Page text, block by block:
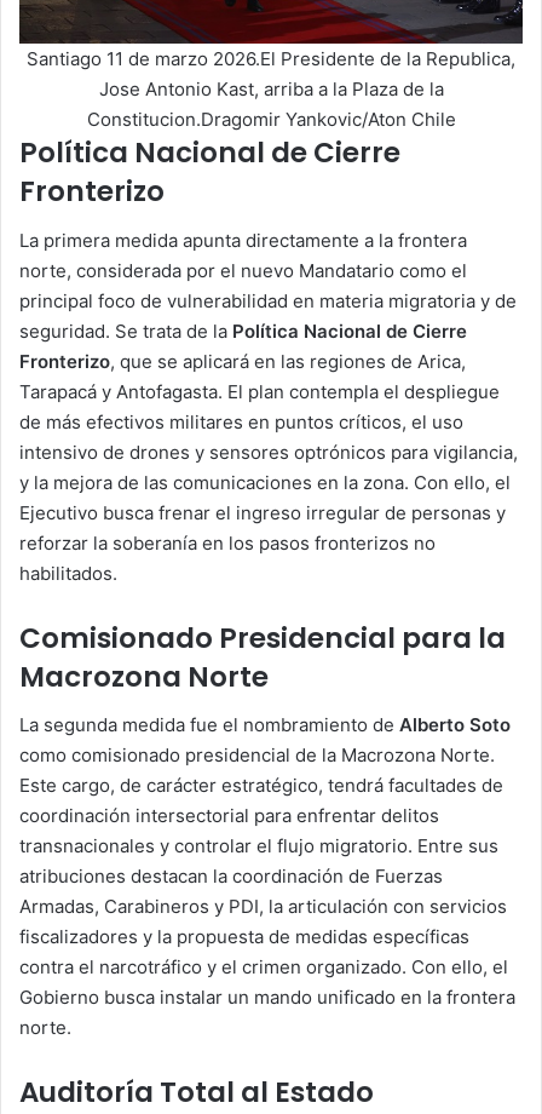
Santiago 11 de marzo 2026.El Presidente de la Republica,
Jose Antonio Kast, arriba a la Plaza de la
Constitucion.Dragomir Yankovic/Aton Chile
Política Nacional de Cierre
Fronterizo
La primera medida apunta directamente a la frontera
norte, considerada por el nuevo Mandatario como el
principal foco de vulnerabilidad en materia migratoria y de
seguridad. Se trata de la Política Nacional de Cierre
Fronterizo, que se aplicará en las regiones de Arica,
Tarapacá y Antofagasta. El plan contempla el despliegue
de más efectivos militares en puntos críticos, el uso
intensivo de drones y sensores optrónicos para vigilancia,
y la mejora de las comunicaciones en la zona. Con ello, el
Ejecutivo busca frenar el ingreso irregular de personas y
reforzar la soberanía en los pasos fronterizos no
habilitados.
Comisionado Presidencial para la
Macrozona Norte
La segunda medida fue el nombramiento de Alberto Soto
como comisionado presidencial de la Macrozona Norte.
Este cargo, de carácter estratégico, tendrá facultades de
coordinación intersectorial para enfrentar delitos
transnacionales y controlar el flujo migratorio. Entre sus
atribuciones destacan la coordinación de Fuerzas
Armadas, Carabineros y PDI, la articulación con servicios
fiscalizadores y la propuesta de medidas específicas
contra el narcotráfico y el crimen organizado. Con ello, el
Gobierno busca instalar un mando unificado en la frontera
norte.
Auditoría Total al Estado